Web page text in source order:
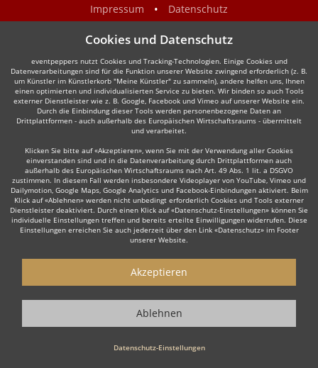
Impressum
• Datenschutz
NACH OBEN
vorbehalten.
Cookies und Datenschutz
eventpeppers nutzt Cookies und Tracking-Technologien. Einige Cookies und
Datenverarbeitungen sind für die Funktion unserer Website zwingend erforderlich (z. B.
um Künstler im Künstlerkorb "Meine Künstler" zu sammeln), andere helfen uns, Ihnen
einen optimierten und individualisierten Service zu bieten. Wir binden so auch Tools
externer Dienstleister wie z. B. Google, Facebook und Vimeo auf unserer Website ein.
Durch die Einbindung dieser Tools werden personenbezogene Daten an
Drittplattformen - auch außerhalb des Europäischen Wirtschaftsraums - übermittelt
und verarbeitet.
Klicken Sie bitte auf «Akzeptieren», wenn Sie mit der Verwendung aller Cookies
einverstanden sind und in die Datenverarbeitung durch Drittplattformen auch
außerhalb des Europäischen Wirtschaftsraums nach Art. 49 Abs. 1 lit. a DSGVO
zustimmen. In diesem Fall werden insbesondere Videoplayer von YouTube, Vimeo und
Dailymotion, Google Maps, Google Analytics und Facebook-Einbindungen aktiviert. Beim
Klick auf «Ablehnen» werden nicht unbedingt erforderlich Cookies und Tools externer
Dienstleister deaktiviert. Durch einen Klick auf «Datenschutz-Einstellungen» können Sie
individuelle Einstellungen treffen und bereits erteilte Einwilligungen widerrufen. Diese
Einstellungen erreichen Sie auch jederzeit über den Link «Datenschutz» im Footer
unserer Website.
Datenschutz-Einstellungen
Akzeptieren
Ablehnen